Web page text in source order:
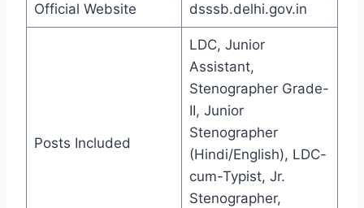
Official Website dsssb.delhi.gov.in
Posts Included
LDC, Junior
Assistant,
Stenographer Grade-
II, Junior
Stenographer
(Hindi/English), LDC-
cum-Typist, Jr.
Stenographer,